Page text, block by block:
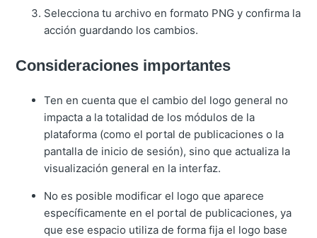
Selecciona tu archivo en formato PNG y confirma la
acción guardando los cambios.
Consideraciones importantes
Ten en cuenta que el cambio del logo general no
impacta a la totalidad de los módulos de la
plataforma (como el portal de publicaciones o la
pantalla de inicio de sesión), sino que actualiza la
visualización general en la interfaz.
No es posible modificar el logo que aparece
específicamente en el portal de publicaciones, ya
que ese espacio utiliza de forma fija el logo base